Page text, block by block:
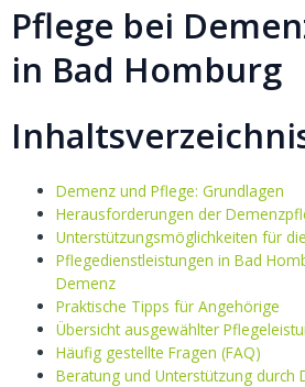
Pflege bei
in Bad Homburg
Demenz und Pflege: Grundlagen
Herausforderungen der
Unterstützungsmöglichkeiten für
Pflegedienstleistungen in Bad
Demenz
Praktische Tipps für Angehörige
Übersicht ausgewählter
Häufig gestellte Fragen (FAQ)
Beratung und Unterstützung durch